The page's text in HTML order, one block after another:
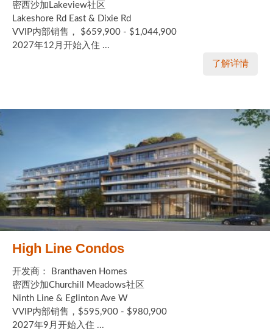
密西沙加Lakeview社区
Lakeshore Rd East & Dixie Rd
VVIP内部销售， $659,900 - $1,044,900
2027年12月开始入住 ...
了解详情
High Line Condos
开发商： Branthaven Homes
密西沙加Churchill Meadows社区
Ninth Line & Eglinton Ave W
VVIP内部销售，$595,900 - $980,900
2027年9月开始入住 ...